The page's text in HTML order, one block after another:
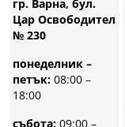
гр. Варна, бул.
Цар Освободител
№ 230
понеделник –
петък: 08:00 –
18:00
събота: 09:00 –